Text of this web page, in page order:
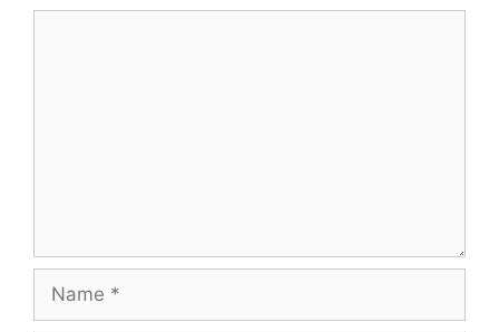
Name